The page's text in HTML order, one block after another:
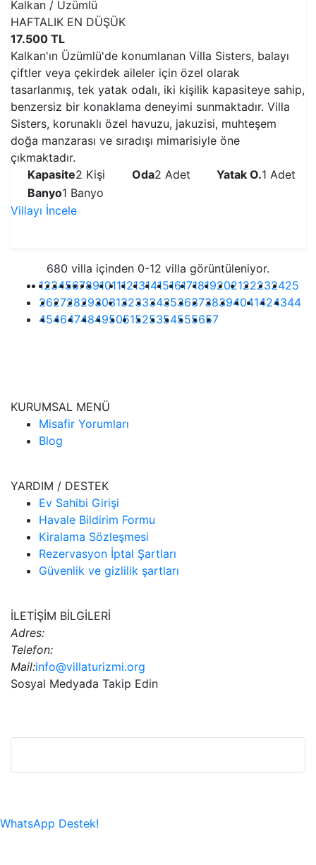
Kalkan / Üzümlü
HAFTALIK EN DÜŞÜK
17.500 TL
Kalkan'ın Üzümlü'de konumlanan Villa Sisters, balayı
çiftler veya çekirdek aileler için özel olarak
tasarlanmış, tek yatak odalı, iki kişilik kapasiteye sahip,
benzersiz bir konaklama deneyimi sunmaktadır. Villa
Sisters, korunaklı özel havuzu, jakuzisi, muhteşem
doğa manzarası ve sıradışı mimarisiyle öne
çıkmaktadır.
Kapasite2 Kişi Oda2 Adet Yatak O.1 Adet
Banyo1 Banyo
Villayı İncele
680 villa içinden 0-12 villa görüntüleniyor.
12345678910111213141516171819202122232425
26272829303132333435363738394041424344
45464748495051525354555657
KURUMSAL MENÜ
Misafir Yorumları
Blog
YARDIM / DESTEK
Ev Sahibi Girişi
Havale Bildirim Formu
Kiralama Sözleşmesi
Rezervasyon İptal Şartları
Güvenlik ve gizlilik şartları
İLETİŞİM BİLGİLERİ
Adres:
Telefon:
Mail:info@villaturizmi.org
Sosyal Medyada Takip Edin
WhatsApp Destek!